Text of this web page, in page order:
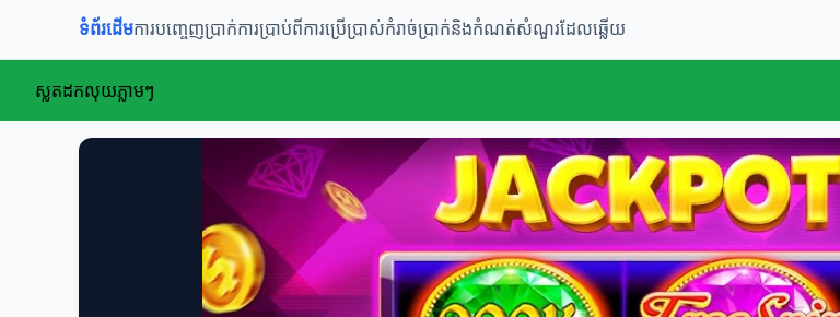
ទំព័រដើមការបញ្ចេញប្រាក់ការប្រាប់ពីការប្រើប្រាស់កំរាច់ប្រាក់និងកំណត់សំណួរដែលឆ្លើយ
ស្លតដកលុយភ្លាមៗ